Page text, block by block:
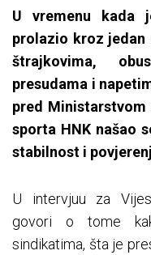
U vremenu kada
prolazio kroz jedan
štrajkovima,
presudama i
pred
sporta HNK našao
stabilnost i
U intervjuu za
govori o tome
sindikatima, šta je